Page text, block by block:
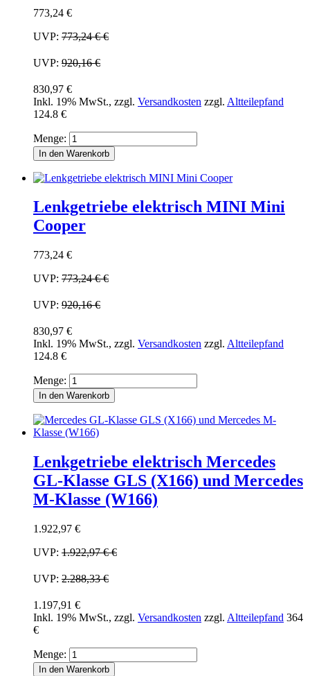
773,24 €
UVP: 773,24 €€
UVP: 920,16 €
830,97 €
Inkl. 19% MwSt., zzgl. Versandkosten zzgl. Altteilepfand
124.8 €
Menge:
In den Warenkorb
Lenkgetriebe elektrisch MINI Mini
Cooper
773,24 €
UVP: 773,24 €€
UVP: 920,16 €
830,97 €
Inkl. 19% MwSt., zzgl. Versandkosten zzgl. Altteilepfand
124.8 €
Menge:
In den Warenkorb
Lenkgetriebe elektrisch Mercedes
GL-Klasse GLS (X166) und Mercedes
M-Klasse (W166)
1.922,97 €
UVP: 1.922,97 €€
UVP: 2.288,33 €
1.197,91 €
Inkl. 19% MwSt., zzgl. Versandkosten zzgl. Altteilepfand 364
€
Menge:
In den Warenkorb